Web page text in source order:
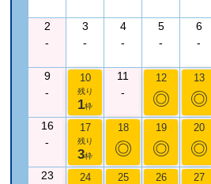
2
-
3
-
4
-
5
-
6
-
9
-
10
残り
1枠
11
-
12
◎
13
◎
16
-
17
残り
3枠
18
◎
19
◎
20
◎
23
24 25 26 27